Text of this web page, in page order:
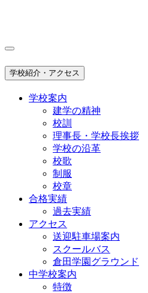
学校紹介・アクセス
学校案内
建学の精神
校訓
理事長・学校長挨拶
学校の沿革
校歌
制服
校章
合格実績
過去実績
アクセス
送迎駐車場案内
スクールバス
倉田学園グラウンド
中学校案内
特徴